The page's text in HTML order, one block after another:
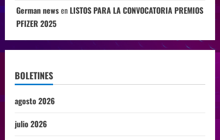
German newsen LISTOS PARA LA CONVOCATORIA PREMIOS
PFIZER 2025
BOLETINES
agosto 2026
julio 2026